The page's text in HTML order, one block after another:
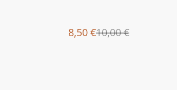
8,50 €10,00 €